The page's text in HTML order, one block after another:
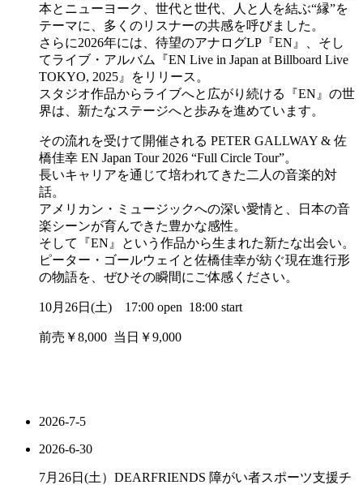
本とニューヨーク、世代と世代、人と人を結ぶ“縁”を
テーマに、多くのリスナーの共感を呼びました。
さらに2026年には、待望のアナログLP『EN』、そし
てライブ・アルバム『EN Live in Japan at Billboard Live
TOKYO, 2025』をリリース。
スタジオ作品からライブへと広がり続ける『EN』の世
界は、新たなステージへと歩みを進めています。
その流れを受けて開催される PETER GALLWAY & 佐
橋佳幸 EN Japan Tour 2026 “Full Circle Tour”。
長いキャリアを通じて培われてきた二人の音楽的対
話。
アメリカン・ミュージックへの深い愛情と、日本の音
楽シーンが育んできた豊かな感性。
そして『EN』という作品から生まれた新たな出会い。
ピーター・ゴールウェイと佐橋佳幸が紡ぐ現在進行形
の物語を、ぜひその瞬間にご体感ください。
10月26日(土) 17:00 open 18:00 start
前売￥8,000 当日￥9,000
2026-7-5
2026-6-30
7月26日(土）DEARFRIENDS 障がい者スポーツ支援チ